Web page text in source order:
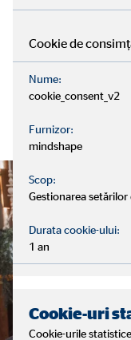
Cookie de
Nume:
cookie_consent_v2
Furnizor:
mindshape
Scop:
Gestionarea
Durata cookie-ului:
1 an
Cookie-uri
Cookie-urile